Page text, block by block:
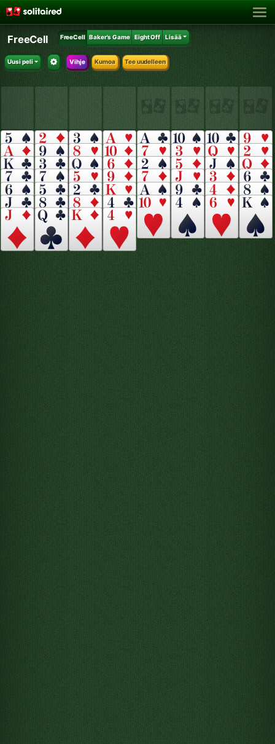
FreeCell FreeCell Baker's Game Eight Off Lisää
Uusi peli Vihje Kumoa Tee uudelleen